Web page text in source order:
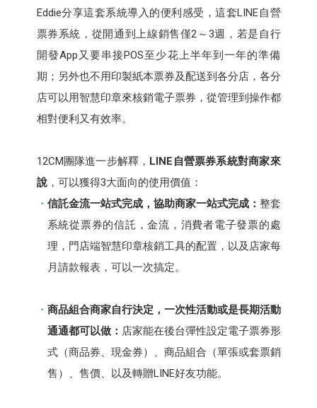
Eddie分享這套系統導入的便利感受，這套LINE自營
票券系統，從開通到上線銷售僅2～3週，若是自行
開發App又要串接POS至少花上半年到一年的準備
期；另外也不用印製紙本票券及配送到各分店，各分
店可以用智慧印章來核銷電子票券，從管理到操作都
相對便利又有效率。
12CM團隊進一步解釋， LINE自營票券系統對商家來
說，可以獲得3大面向的使用價值：
信託金流一站式完成，協助商家一站式完成： 整套
系統從票券的信託，金流，消費者電子發票的處
理，門店端智慧印章核銷工具的配置，以及店家每
月請款報表，可以一次搞定。
商品組合商家自行決定，一次性活動或是長期活動
通通都可以做： 店家能在後台彈性設定電子票券形
式（商品券、現金券）、商品組合（單張或套票銷
售）、售價、以及轉贈LINE好友功能。